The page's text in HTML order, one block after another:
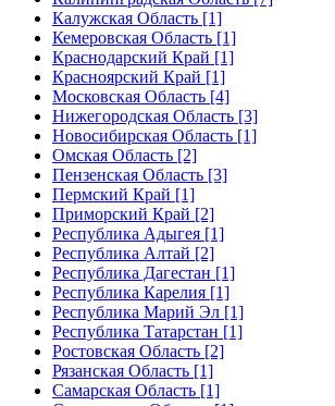
Калужская Область [1]
Кемеровская Область [1]
Краснодарский Край [1]
Красноярский Край [1]
Московская Область [4]
Нижегородская Область [3]
Новосибирская Область [1]
Омская Область [2]
Пензенская Область [3]
Пермский Край [1]
Приморский Край [2]
Республика Адыгея [1]
Республика Алтай [2]
Республика Дагестан [1]
Республика Карелия [1]
Республика Марий Эл [1]
Республика Татарстан [1]
Ростовская Область [2]
Рязанская Область [1]
Самарская Область [1]